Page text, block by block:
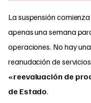
La suspensión
apenas una semana
operaciones. No hay
reanudación de
«reevaluación de
de Estado.